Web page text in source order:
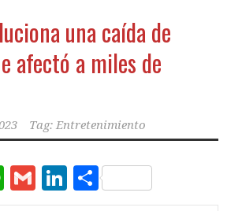
una caída de
afectó a miles de
Tag: Entretenimiento
WhatsApp
GmailLinkedIn
Compartir